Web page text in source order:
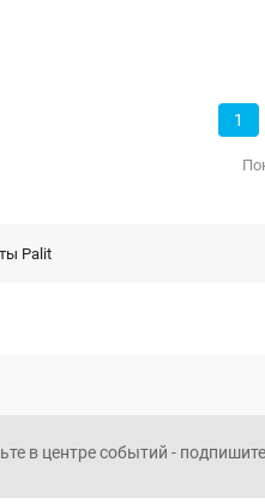
1
Palit
в центре событий -